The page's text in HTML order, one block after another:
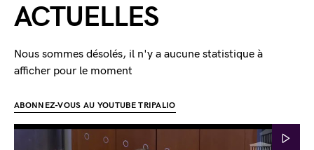
ACTUELLES
Nous sommes désolés, il n'y a aucune statistique à
afficher pour le moment
ABONNEZ-VOUS AU YOUTUBE TRIPALIO